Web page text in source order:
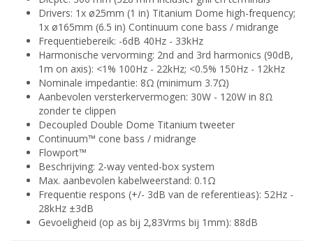
Drivers: 1x ø25mm (1 in) Titanium Dome high-frequency;
1x ø165mm (6.5 in) Continuum cone bass / midrange
Frequentiebereik: -6dB 40Hz - 33kHz
Harmonische vervorming: 2nd and 3rd harmonics (90dB,
1m on axis): <1% 100Hz - 22kHz; <0.5% 150Hz - 12kHz
Nominale impedantie: 8Ω (minimum 3.7Ω)
Aanbevolen versterkervermogen: 30W - 120W in 8Ω
zonder te clippen
Decoupled Double Dome Titanium tweeter
Continuum™ cone bass / midrange
Flowport™
Beschrijving: 2-way vented-box system
Max. aanbevolen kabelweerstand: 0.1Ω
Frequentie respons (+/- 3dB van de referentieas): 52Hz -
28kHz ±3dB
Gevoeligheid (op as bij 2,83Vrms bij 1mm): 88dB